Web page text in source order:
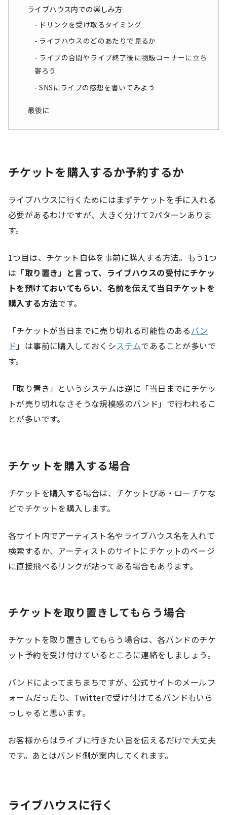
ライブハウス内での楽しみ方
ドリンクを受け取るタイミング
ライブハウスのどのあたりで見るか
ライブの合間やライブ終了後に物販コーナーに立ち
寄ろう
SNSにライブの感想を書いてみよう
最後に
チケットを購入するか予約するか
ライブハウスに行くためにはまずチケットを手に入れる
必要があるわけですが、大きく分けて2パターンありま
す。
1つ目は、チケット自体を事前に購入する方法。もう1つ
は 「取り置き」と言って、ライブハウスの受付にチケッ
トを預けておいてもらい、名前を伝えて当日チケットを
購入する方法です。
「チケットが当日までに売り切れる可能性のあるバン
ド」は事前に購入しておくシステムであることが多いで
す。
「取り置き」というシステムは逆に「当日までにチケッ
トが売り切れなさそうな規模感のバンド」で行われるこ
とが多いです。
チケットを購入する場合
チケットを購入する場合は、チケットぴあ・ローチケな
どでチケットを購入します。
各サイト内でアーティスト名やライブハウス名を入れて
検索するか、アーティストのサイトにチケットのページ
に直接飛べるリンクが貼ってある場合もあります。
チケットを取り置きしてもらう場合
チケットを取り置きしてもらう場合は、各バンドのチケ
ット予約を受け付けているところに連絡をしましょう。
バンドによってまちまちですが、公式サイトのメールフ
ォームだったり、Twitterで受け付けてるバンドもいら
っしゃると思います。
お客様からはライブに行きたい旨を伝えるだけで大丈夫
です。あとはバンド側が案内してくれます。
ライブハウスに行く